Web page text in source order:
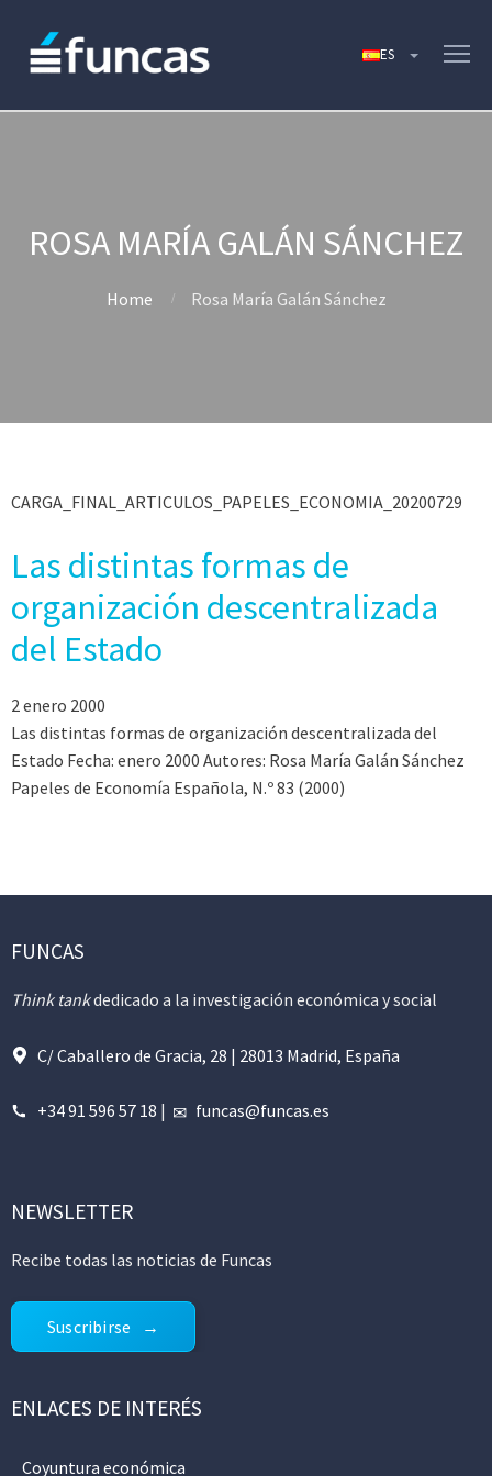
ROSA MARÍA GALÁN SÁNCHEZ
Home Rosa María Galán Sánchez
CARGA_FINAL_ARTICULOS_PAPELES_ECONOMIA_20200729
Las distintas formas de
organización descentralizada
del Estado
2 enero 2000
Las distintas formas de organización descentralizada del
Estado Fecha: enero 2000 Autores: Rosa María Galán Sánchez
Papeles de Economía Española, N.º 83 (2000)
FUNCAS
Think tankdedicado a la investigación económica y social
C/ Caballero de Gracia, 28 | 28013 Madrid, España
+34 91 596 57 18 | funcas@funcas.es
NEWSLETTER
Recibe todas las noticias de Funcas
Suscribirse
ENLACES DE INTERÉS
Coyuntura económica